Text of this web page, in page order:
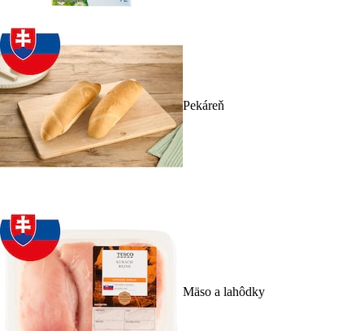
Pekáreň
Mäso a lahôdky